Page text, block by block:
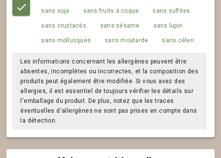
sans soja sans fruits à coque sans sulfites
sans crustacés sans sésame sans lupin
sans mollusques sans moutarde sans céleri
Les informations concernant les allergènes peuvent être
absentes, incomplètes ou incorrectes, et la composition des
produits peut également être modifiée. Si vous avez des
allergies, il est essentiel de toujours vérifier les détails sur
l'emballage du produit. De plus, notez que les traces
éventuelles d'allergènes ne sont pas prises en compte dans
la détection.